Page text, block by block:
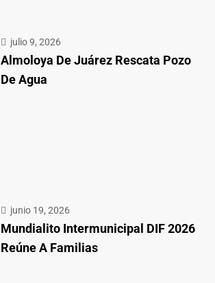
julio 9, 2026
Almoloya De Juárez Rescata Pozo
De Agua
junio 19, 2026
Mundialito Intermunicipal DIF 2026
Reúne A Familias